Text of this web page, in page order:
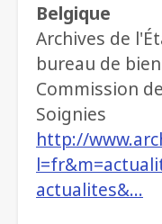
Belgique
Archives de
bureau de
Commission
Soignies
http://
actualites&…